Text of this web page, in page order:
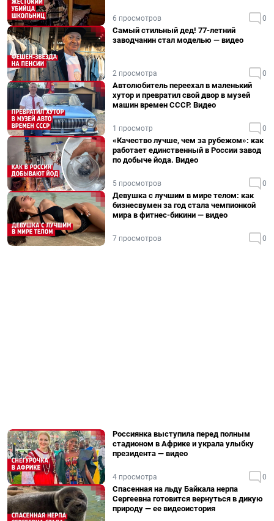
6 просмотров 0
Самый стильный дед! 77-летний
заводчанин стал моделью — видео
2 просмотра 0
Автолюбитель переехал в маленький
хутор и превратил свой двор в музей
машин времен СССР. Видео
1 просмотр 0
«Качество лучше, чем за рубежом»: как
работает единственный в России завод
по добыче йода. Видео
5 просмотров 0
Девушка с лучшим в мире телом: как
бизнесвумен за год стала чемпионкой
мира в фитнес-бикини — видео
7 просмотров 0
Россиянка выступила перед полным
стадионом в Африке и украла улыбку
президента — видео
4 просмотра 0
Спасенная на льду Байкала нерпа
Сергеевна готовится вернуться в дикую
природу — ее видеоистория